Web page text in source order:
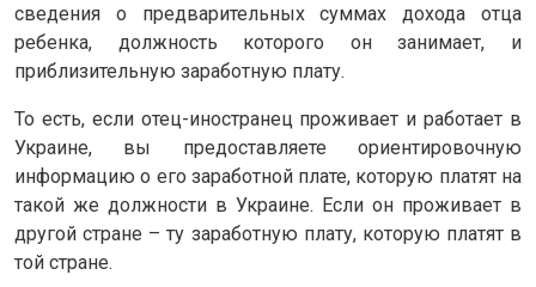
сведения о предварительных суммах дохода отца
ребенка, должность которого он занимает, и
приблизительную заработную плату.
То есть, если отец-иностранец проживает и работает в
Украине, вы предоставляете ориентировочную
информацию о его заработной плате, которую платят на
такой же должности в Украине. Если он проживает в
другой стране – ту заработную плату, которую платят в
той стране.